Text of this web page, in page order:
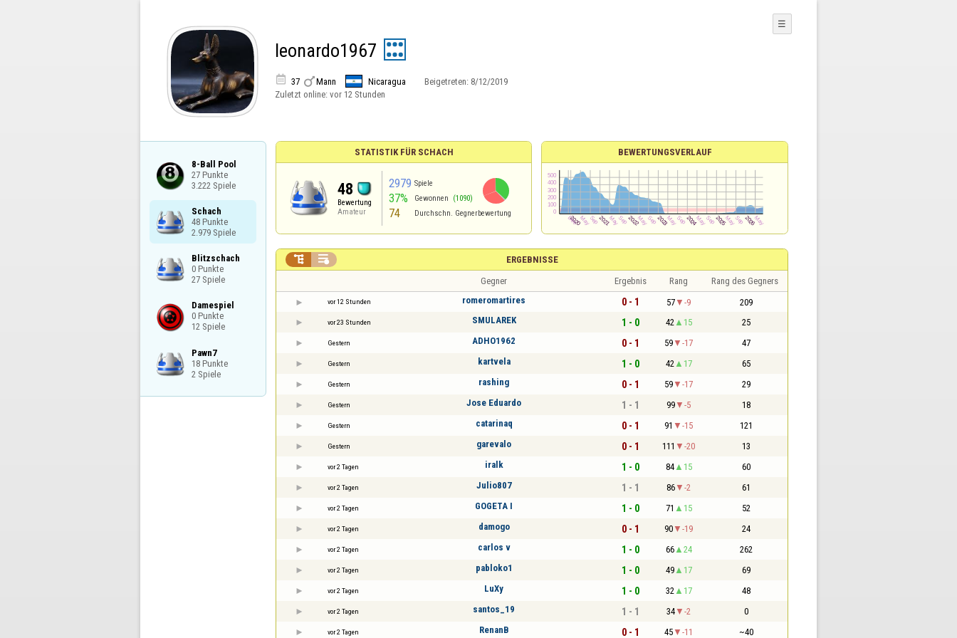
leonardo1967
 37 Mann Nicaragua Beigetreten: 8/12/2019
Zuletzt online: vor 12 Stunden
☰
8-Ball Pool
27 Punkte
3.222 Spiele
Schach
48 Punkte
2.979 Spiele
Blitzschach
0 Punkte
27 Spiele
Damespiel
0 Punkte
12 Spiele
Pawn7
18 Punkte
2 Spiele
STATISTIK FÜR SCHACH
48
Bewertung
Amateur
2979 Spiele
37% Gewonnen (1090)
74 Durchschn. Gegnerbewertung
BEWERTUNGSVERLAUF
ERGEBNISSE
 
Gegner Ergebnis Rang Rang des Gegners
vor 12 Stunden romeromartires 0 - 1 57 -9 209
vor 23 Stunden SMULAREK 1 - 0 42 15 25
Gestern ADHO1962 0 - 1 59 -17 47
Gestern kartvela 1 - 0 42 17 65
Gestern rashing 0 - 1 59 -17 29
Gestern Jose Eduardo 1 - 1 99 -5 18
Gestern catarinaq 0 - 1 91 -15 121
Gestern garevalo 0 - 1 111 -20 13
vor 2 Tagen iralk 1 - 0 84 15 60
vor 2 Tagen Julio807 1 - 1 86 -2 61
vor 2 Tagen GOGETA I 1 - 0 71 15 52
vor 2 Tagen damogo 0 - 1 90 -19 24
vor 2 Tagen carlos v 1 - 0 66 24 262
vor 2 Tagen pabloko1 1 - 0 49 17 69
vor 2 Tagen LuXy 1 - 0 32 17 48
vor 2 Tagen santos_19 1 - 1 34 -2 0
vor 2 Tagen RenanB 0 - 1 45 -11 ~40